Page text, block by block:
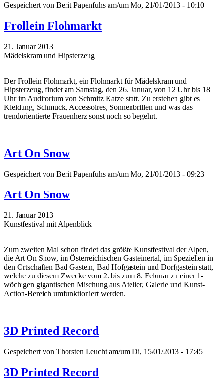
Gespeichert von Berit Papenfuhs am/um Mo, 21/01/2013 - 10:10
Frollein Flohmarkt
21. Januar 2013
Mädelskram und Hipsterzeug
Der Frollein Flohmarkt, ein Flohmarkt für Mädelskram und
Hipsterzeug, findet am Samstag, den 26. Januar, von 12 Uhr bis 18
Uhr im Auditorium von Schmitz Katze statt. Zu erstehen gibt es
Kleidung, Schmuck, Accessoires, Sonnenbrillen und was das
trendorientierte Frauenherz sonst noch so begehrt.
Art On Snow
Gespeichert von Berit Papenfuhs am/um Mo, 21/01/2013 - 09:23
Art On Snow
21. Januar 2013
Kunstfestival mit Alpenblick
Zum zweiten Mal schon findet das größte Kunstfestival der Alpen,
die Art On Snow, im Österreichischen Gasteinertal, im Speziellen in
den Ortschaften Bad Gastein, Bad Hofgastein und Dorfgastein statt,
welche zu diesem Zwecke vom 2. bis zum 8. Februar zu einer 1-
wöchigen gigantischen Mischung aus Atelier, Galerie und Kunst-
Action-Bereich umfunktioniert werden.
3D Printed Record
Gespeichert von Thorsten Leucht am/um Di, 15/01/2013 - 17:45
3D Printed Record